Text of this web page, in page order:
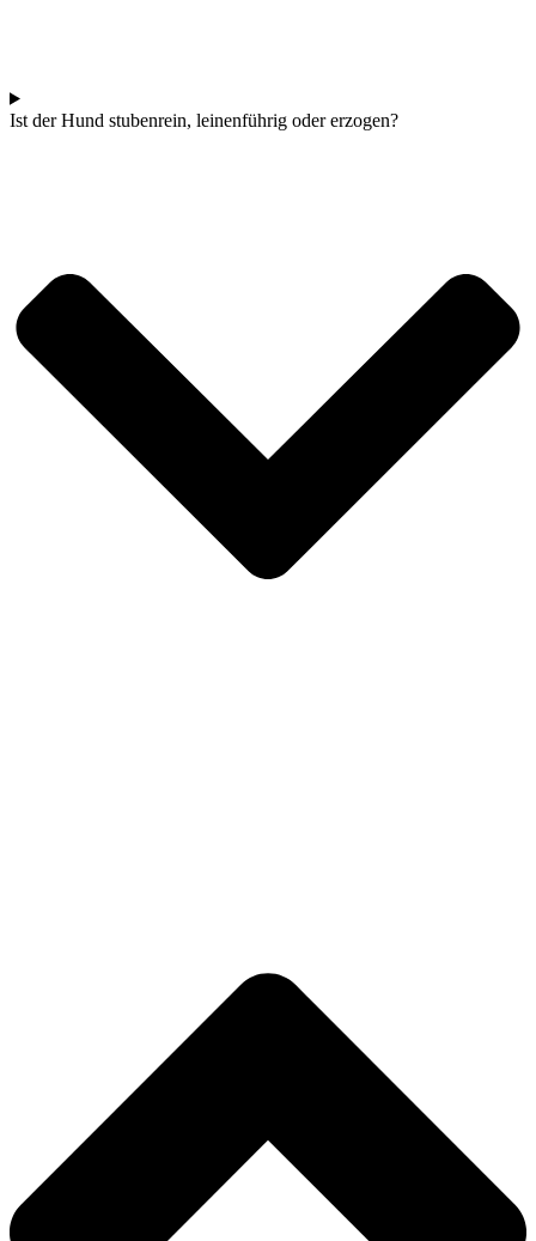
Ist der Hund stubenrein, leinenführig oder erzogen?